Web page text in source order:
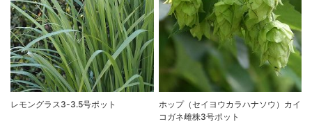
レモングラス3-3.5号ポット
ホップ（セイヨウカラハナソウ）カイ
コガネ雌株3号ポット